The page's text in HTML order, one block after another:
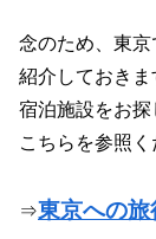
念のため、東
紹介しておきま
宿泊施設をお探
こちらを参照く
⇒東京への